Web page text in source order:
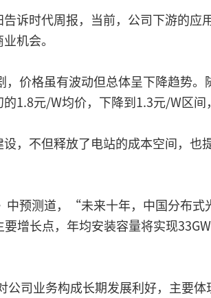
诉时代周报，当前，公司下游的应
机会。
价格虽有波动但总体呈下降趋势
1.8元/W均价，下降到1.3元/W区间
，不但释放了电站的成本空间，也
预测道，“未来十年，中国分布式
增长点，年均安装容量将实现
司业务构成长期发展利好，主要